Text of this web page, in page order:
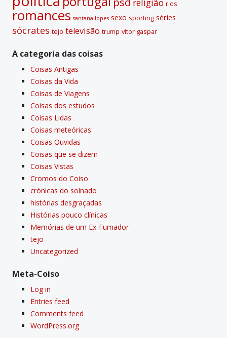
rios
romances santana lopes sexo sporting séries
sócrates tejo televisão trump vitor gaspar
A categoria das coisas
Coisas Antigas
Coisas da Vida
Coisas de Viagens
Coisas dos estudos
Coisas Lidas
Coisas meteóricas
Coisas Ouvidas
Coisas que se dizem
Coisas Vistas
Cromos do Coiso
crónicas do solnado
histórias desgraçadas
Histórias pouco clí­nicas
Memórias de um Ex-Fumador
tejo
Uncategorized
Meta-Coiso
Log in
Entries feed
Comments feed
WordPress.org